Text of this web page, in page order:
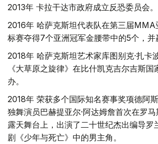
2013年 卡拉干达市政府成立反恐委员会。
2016年 哈萨克斯坦代表队在第三届MMA
标赛夺得7个亚洲冠军金腰带中的5个，并
2018年 哈萨克斯坦艺术家库图别克·扎卡
《大草原之旋律》在比什凯克吉尔吉斯
办。
2018年 荣获多个国际知名赛事奖项德阿
独舞演员巴赫提亚尔·阿达姆詹首次在罗
露天舞台上，出演了二十世纪杰出编导罗
剧《少年与死亡》中的男主角。